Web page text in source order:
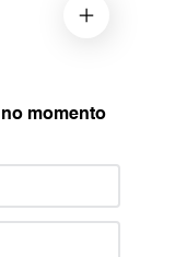
momento